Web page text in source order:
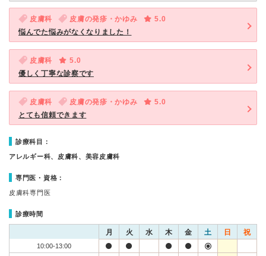
皮膚科 皮膚の発疹・かゆみ
5.0
悩んでた悩みがなくなりました！
皮膚科
5.0
優しく丁寧な診察です
皮膚科 皮膚の発疹・かゆみ
5.0
とても信頼できます
診療科目：
アレルギー科、皮膚科、美容皮膚科
専門医・資格：
皮膚科専門医
診療時間
月 火 水 木 金 土 日 祝
10:00-13:00